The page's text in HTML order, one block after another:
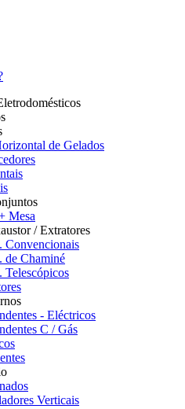
de Gelados
Mesa
/ Extratores
Convencionais
de Chaminé
Telescópicos
- Eléctricos
C / Gás
Verticais